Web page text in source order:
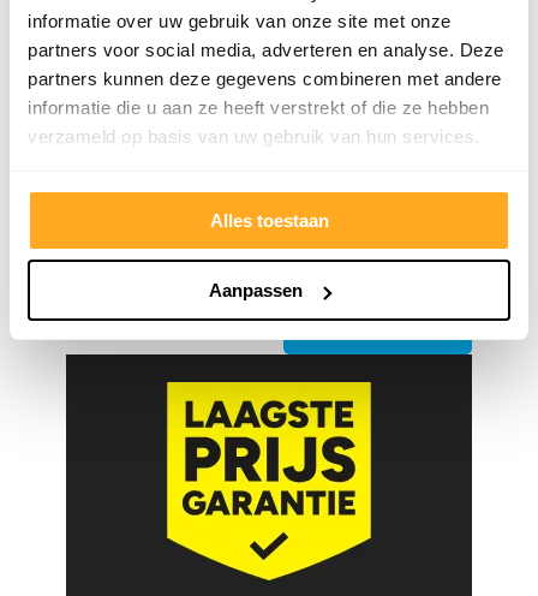
informatie over uw gebruik van onze site met onze
partners voor social media, adverteren en analyse. Deze
partners kunnen deze gegevens combineren met andere
informatie die u aan ze heeft verstrekt of die ze hebben
verzameld op basis van uw gebruik van hun services.
Alles toestaan
Aanpassen
9/10 5272 reviews
4.8/5 24.553 reviews
Bekijk klantverhalen